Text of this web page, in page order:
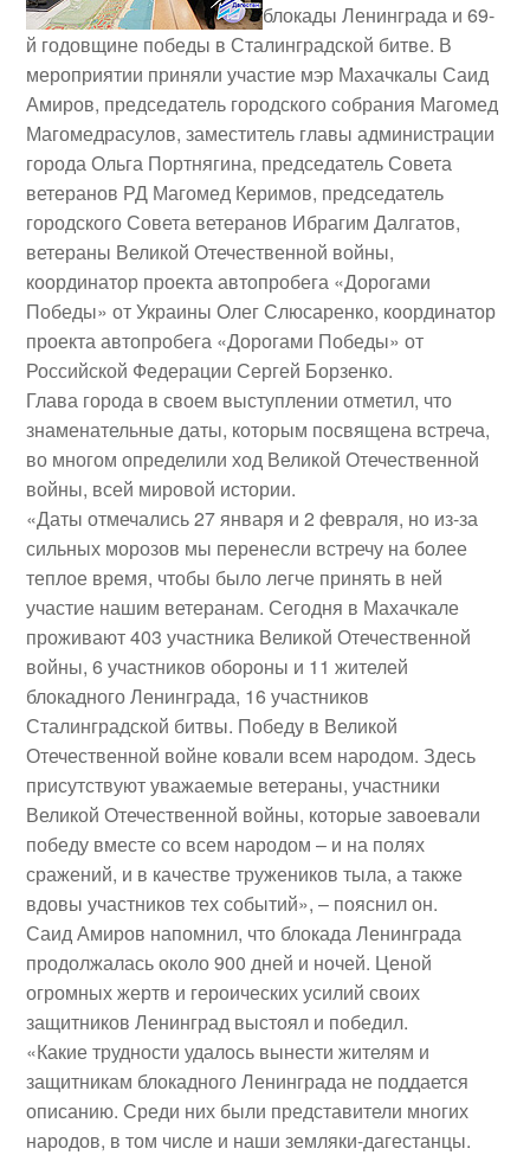
блокады Ленинграда и 69-
й годовщине победы в Сталинградской битве. В
мероприятии приняли участие мэр Махачкалы Саид
Амиров, председатель городского собрания Магомед
Магомедрасулов, заместитель главы администрации
города Ольга Портнягина, председатель Совета
ветеранов РД Магомед Керимов, председатель
городского Совета ветеранов Ибрагим Далгатов,
ветераны Великой Отечественной войны,
координатор проекта автопробега «Дорогами
Победы» от Украины Олег Слюсаренко, координатор
проекта автопробега «Дорогами Победы» от
Российской Федерации Сергей Борзенко.
Глава города в своем выступлении отметил, что
знаменательные даты, которым посвящена встреча,
во многом определили ход Великой Отечественной
войны, всей мировой истории.
«Даты отмечались 27 января и 2 февраля, но из-за
сильных морозов мы перенесли встречу на более
теплое время, чтобы было легче принять в ней
участие нашим ветеранам. Сегодня в Махачкале
проживают 403 участника Великой Отечественной
войны, 6 участников обороны и 11 жителей
блокадного Ленинграда, 16 участников
Сталинградской битвы. Победу в Великой
Отечественной войне ковали всем народом. Здесь
присутствуют уважаемые ветераны, участники
Великой Отечественной войны, которые завоевали
победу вместе со всем народом – и на полях
сражений, и в качестве тружеников тыла, а также
вдовы участников тех событий», – пояснил он.
Саид Амиров напомнил, что блокада Ленинграда
продолжалась около 900 дней и ночей. Ценой
огромных жертв и героических усилий своих
защитников Ленинград выстоял и победил.
«Какие трудности удалось вынести жителям и
защитникам блокадного Ленинграда не поддается
описанию. Среди них были представители многих
народов, в том числе и наши земляки-дагестанцы.